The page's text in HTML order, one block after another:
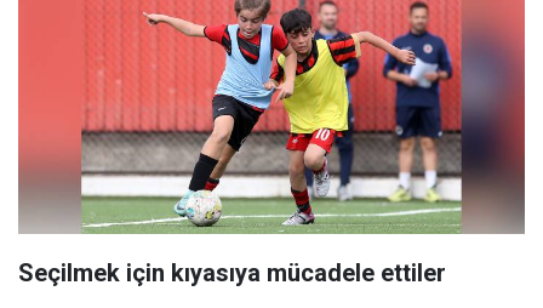
Seçilmek için kıyasıya mücadele ettiler